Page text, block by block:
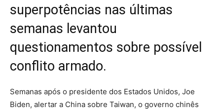
superpotências nas últimas
semanas levantou
questionamentos sobre possível
conflito armado.
Semanas após o presidente dos Estados Unidos, Joe
Biden, alertar a China sobre Taiwan, o governo chinês